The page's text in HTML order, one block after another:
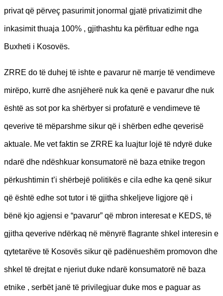
privat që përveç pasurimit jonormal gjatë privatizimit dhe
inkasimit thuaja 100% , gjithashtu ka përfituar edhe nga
Buxheti i Kosovës.
ZRRE do të duhej të ishte e pavarur në marrje të vendimeve
mirëpo, kurrë dhe asnjëherë nuk ka qenë e pavarur dhe nuk
është as sot por ka shërbyer si profaturë e vendimeve të
qeverive të mëparshme sikur që i shërben edhe qeverisë
aktuale. Me vet faktin se ZRRE ka luajtur lojë të ndyrë duke
ndarë dhe ndëshkuar konsumatorë në baza etnike tregon
përkushtimin t’i shërbejë politikës e cila edhe ka qenë sikur
që është edhe sot tutor i të gjitha shkeljeve ligjore që i
bënë kjo agjensi e “pavarur” që mbron interesat e KEDS, të
gjitha qeverive ndërkaq në mënyrë flagrante shkel interesin e
qytetarëve të Kosovës sikur që padënueshëm promovon dhe
shkel të drejtat e njeriut duke ndarë konsumatorë në baza
etnike , serbët janë të privilegjuar duke mos e paguar as